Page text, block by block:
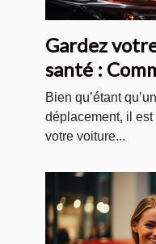
Gardez
santé :
soin de
Bien qu’étant
déplacement, il
votre voiture...